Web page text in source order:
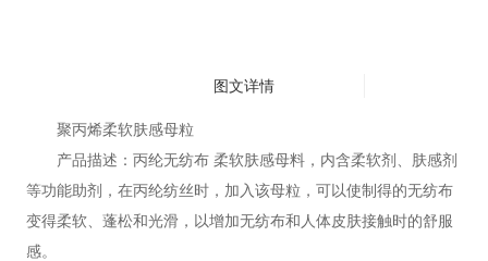
图文详情
聚丙烯柔软肤感母粒
产品描述：丙纶无纺布 柔软肤感母料，内含柔软剂、肤感剂
等功能助剂，在丙纶纺丝时，加入该母粒，可以使制得的无纺布
变得柔软、蓬松和光滑，以增加无纺布和人体皮肤接触时的舒服
感。